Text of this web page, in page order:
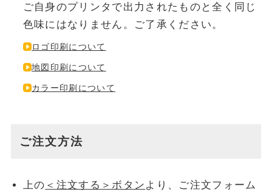
ご自身のプリンタで出力されたものと全く同じ
色味にはなりません。ご了承ください。
ロゴ印刷について
地図印刷について
カラー印刷について
ご注文方法
上の ＜注文する＞ボタン より、ご注文フォーム